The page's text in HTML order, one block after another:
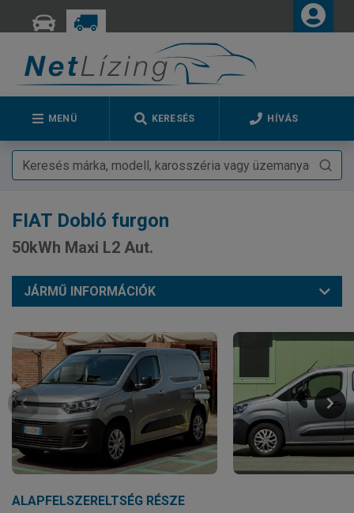
MENÜ KERESÉS HÍVÁS
FIAT Dobló furgon
50kWh Maxi L2 Aut.
JÁRMŰ INFORMÁCIÓK
ALAPFELSZERELTSÉG RÉSZE